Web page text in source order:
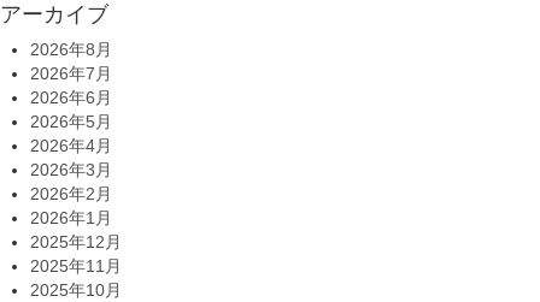
アーカイブ
2026年8月
2026年7月
2026年6月
2026年5月
2026年4月
2026年3月
2026年2月
2026年1月
2025年12月
2025年11月
2025年10月